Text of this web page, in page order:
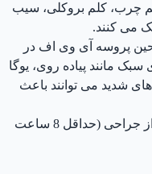
چرب، کلم بروکلی، سیب
می کنند.
حین پروسه آی وی اف در
مانند پیاده روی، یوگا
شدید می توانند باعث
خواب کافی حداقل دو هفته قبل از جراحی (حداقل 8 ساعت